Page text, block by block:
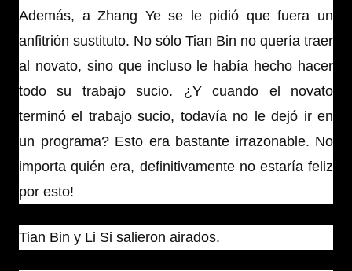
Además, a Zhang Ye se le pidió que fuera un
anfitrión sustituto. No sólo Tian Bin no quería traer
al novato, sino que incluso le había hecho hacer
todo su trabajo sucio. ¿Y cuando el novato
terminó el trabajo sucio, todavía no le dejó ir en
un programa? Esto era bastante irrazonable. No
importa quién era, definitivamente no estaría feliz
por esto!
Tian Bin y Li Si salieron airados.